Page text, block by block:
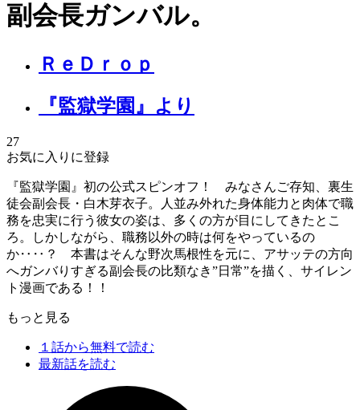
副会長ガンバル。
ＲｅＤｒｏｐ
『監獄学園』より
27
お気に入りに登録
『監獄学園』初の公式スピンオフ！ みなさんご存知、裏生
徒会副会長・白木芽衣子。人並み外れた身体能力と肉体で職
務を忠実に行う彼女の姿は、多くの方が目にしてきたとこ
ろ。しかしながら、職務以外の時は何をやっているの
か‥‥？ 本書はそんな野次馬根性を元に、アサッテの方向
へガンバりすぎる副会長の比類なき”日常”を描く、サイレン
ト漫画である！！
もっと見る
１話から無料で読む
最新話を読む